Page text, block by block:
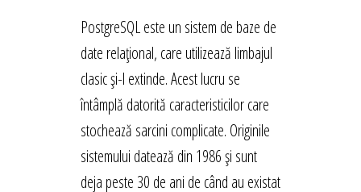
PostgreSQL este un sistem de baze de
date relațional, care utilizează limbajul
clasic și-l extinde. Acest lucru se
întâmplă datorită caracteristicilor care
stochează sarcini complicate. Originile
sistemului datează din 1986 și sunt
deja peste 30 de ani de când au existat